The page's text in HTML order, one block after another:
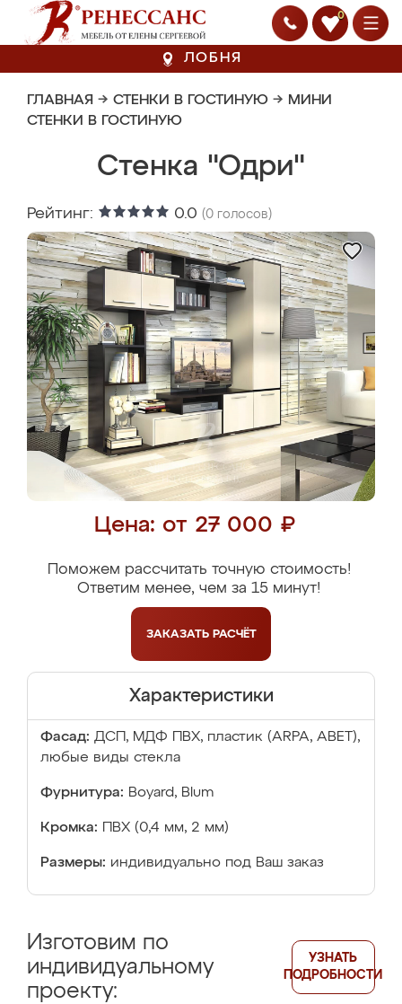
0
ЛОБНЯ
ГЛАВНАЯ → СТЕНКИ В ГОСТИНУЮ → МИНИ
СТЕНКИ В ГОСТИНУЮ
Стенка "Одри"
Рейтинг: 0.0 (0 голосов)
Цена: от 27 000 ₽
Поможем рассчитать точную стоимость!
Ответим менее, чем за 15 минут!
ЗАКАЗАТЬ РАСЧЁТ
Характеристики
Фасад: ДСП, МДФ ПВХ, пластик (ARPA, ABET),
любые виды стекла
Фурнитура: Boyard, Blum
Кромка: ПВХ (0,4 мм, 2 мм)
Размеры: индивидуально под Ваш заказ
Изготовим по
индивидуальному
проекту:
УЗНАТЬ
ПОДРОБНОСТИ